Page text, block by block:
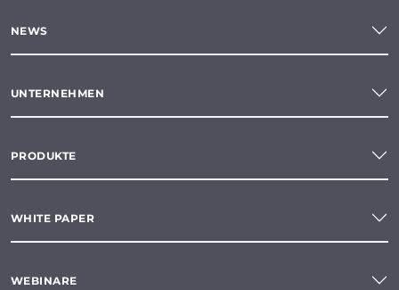
NEWS
UNTERNEHMEN
PRODUKTE
WHITE PAPER
WEBINARE